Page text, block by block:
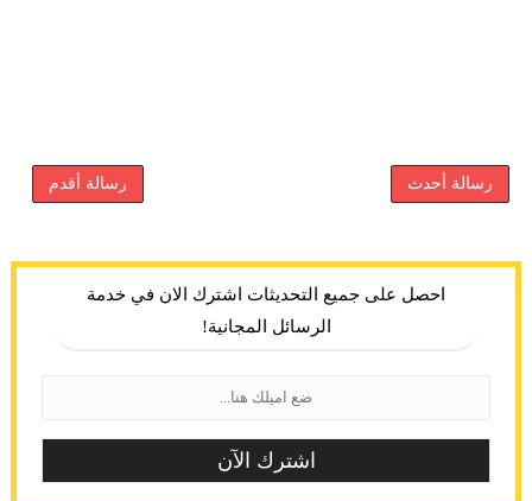
رسالة أحدث رسالة أقدم
احصل على جميع التحديثات اشترك الان في خدمة
الرسائل المجانية!